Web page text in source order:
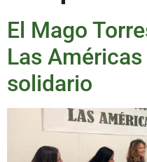
El Mago
Las
solidario